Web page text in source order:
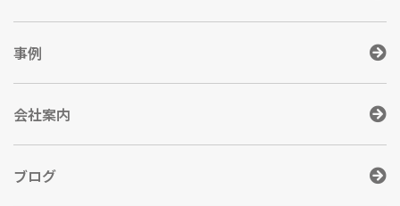
事例
会社案内
ブログ